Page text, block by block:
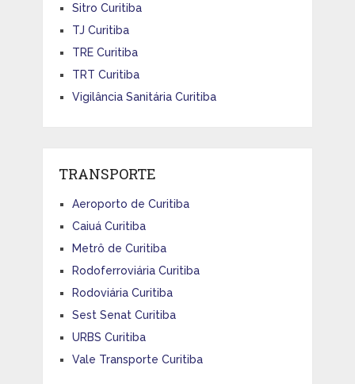
Sitro Curitiba
TJ Curitiba
TRE Curitiba
TRT Curitiba
Vigilância Sanitária Curitiba
TRANSPORTE
Aeroporto de Curitiba
Caiuá Curitiba
Metrô de Curitiba
Rodoferroviária Curitiba
Rodoviária Curitiba
Sest Senat Curitiba
URBS Curitiba
Vale Transporte Curitiba